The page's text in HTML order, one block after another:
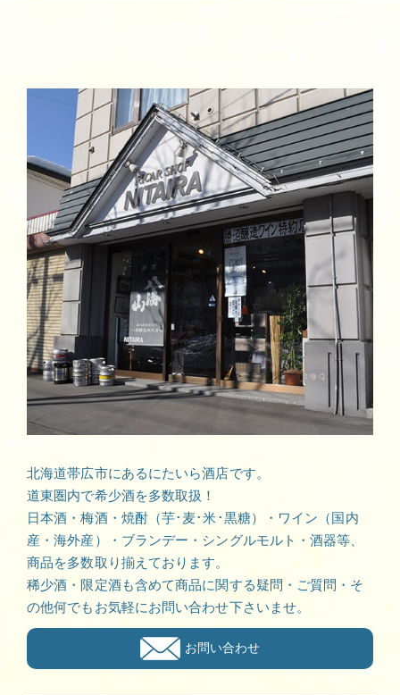
北海道帯広市にあるにたいら酒店です。
道東圏内で希少酒を多数取扱！
日本酒・梅酒・焼酎（芋･麦･米･黒糖）・ワイン（国内
産・海外産）・ブランデー・シングルモルト・酒器等、
商品を多数取り揃えております。
稀少酒・限定酒も含めて商品に関する疑問・ご質問・そ
の他何でもお気軽にお問い合わせ下さいませ。
お問い合わせ